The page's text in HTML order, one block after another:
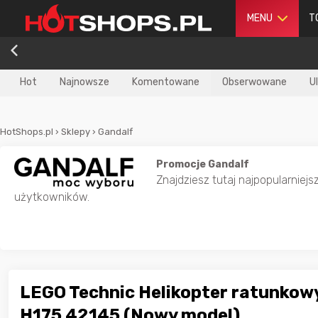
MENU
Hot Najnowsze Komentowane Obserwowane
HotShops.pl › Sklepy › Gandalf
Promocje Gandalf
Znajdziesz tutaj
użytkowników.
LEGO Technic Helikopter